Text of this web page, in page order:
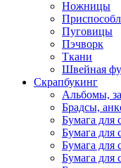
Ножницы
Пуговицы
Пэчворк
Ткани
Швейная
Скрапбукинг
Альбомы,
Брадсы,
Бумага для
Бумага для
Бумага для
Бумага для